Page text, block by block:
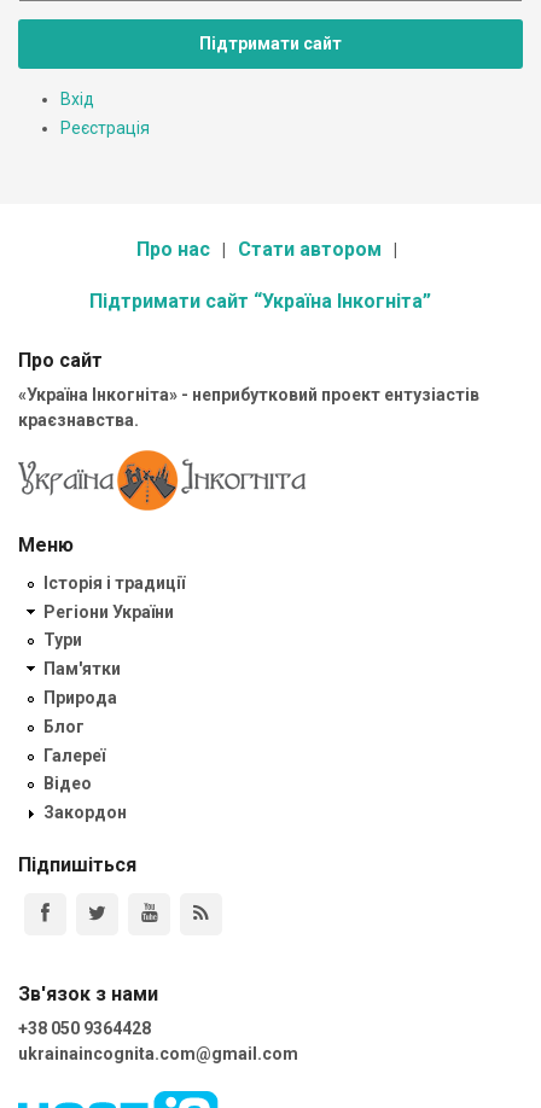
Підтримати сайт
Вхід
Реєстрація
Про нас Стати автором
Підтримати сайт “Україна Інкогніта”
Про сайт
«Україна Інкогніта» - неприбутковий проект ентузіастів
краєзнавства.
Меню
Історія і традиції
Регіони України
Тури
Пам'ятки
Природа
Блог
Галереї
Відео
Закордон
Підпишіться
Зв'язок з нами
+38 050 9364428
ukrainaincognita.com@gmail.com